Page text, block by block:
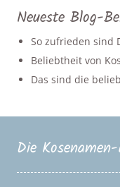
Neueste Blog-
So zufrieden sind
Beliebtheit von
Das sind die
Die